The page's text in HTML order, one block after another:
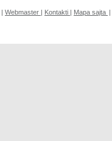
| Webmaster | Kontakti | Mapa sajta |